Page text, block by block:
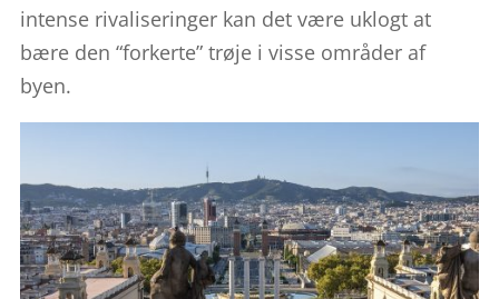
intense rivaliseringer kan det være uklogt at
bære den “forkerte” trøje i visse områder af
byen.